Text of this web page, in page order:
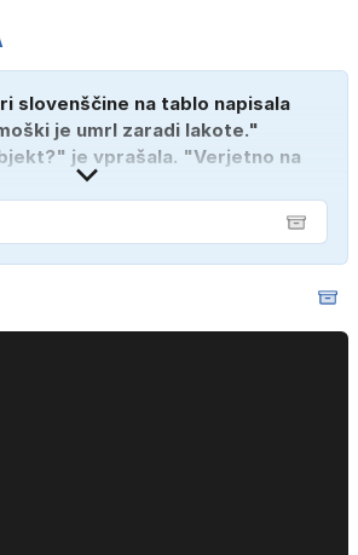
slovenščine na tablo napisala
je umrl zaradi lakote."
je vprašala. "Verjetno na